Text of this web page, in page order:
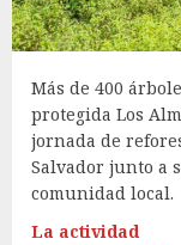
Más de 400
protegida Los
jornada de
Salvador junto a
comunidad local.
La actividad